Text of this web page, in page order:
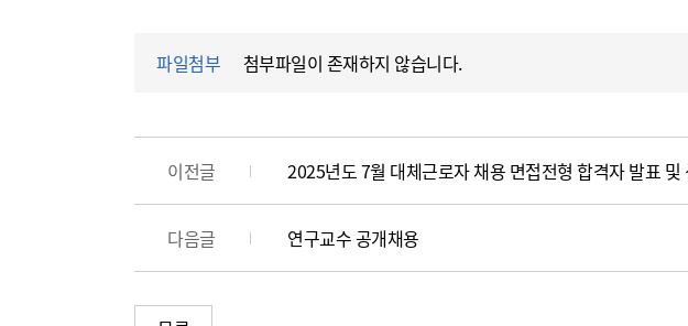
파일첨부 첨부파일이 존재하지 않습니다.
이전글 2025년도 7월 대체근로자 채용 면접전형 합격자 발표 및
다음글 연구교수 공개채용